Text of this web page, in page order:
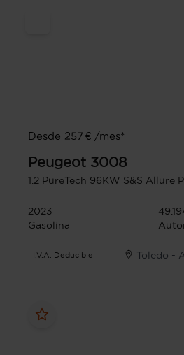
Desde 257 € /mes*
Peugeot 3008
1.2 PureTech 96KW S&S Allure
2023
Gasolina
I.V.A. Deducible Toledo -